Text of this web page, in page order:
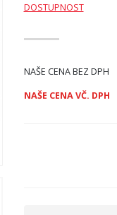
DOSTUPNOST
NAŠE CENA BEZ DPH
NAŠE CENA VČ. DPH